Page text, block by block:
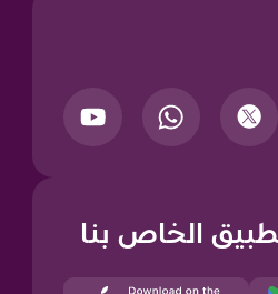
الخاص بنا